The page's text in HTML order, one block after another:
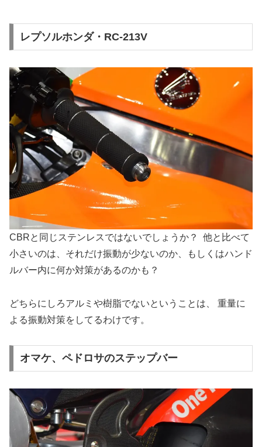
レプソルホンダ・RC-213V
CBRと同じステンレスではないでしょうか？ 他と比べて
小さいのは、それだけ振動が少ないのか、もしくはハンド
ルバー内に何か対策があるのかも？
どちらにしろアルミや樹脂でないということは、 重量に
よる振動対策をしてるわけです。
オマケ、ペドロサのステップバー